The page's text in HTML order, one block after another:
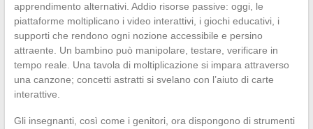
apprendimento alternativi. Addio risorse passive: oggi, le
piattaforme moltiplicano i video interattivi, i giochi educativi, i
supporti che rendono ogni nozione accessibile e persino
attraente. Un bambino può manipolare, testare, verificare in
tempo reale. Una tavola di moltiplicazione si impara attraverso
una canzone; concetti astratti si svelano con l’aiuto di carte
interattive.
Gli insegnanti, così come i genitori, ora dispongono di strumenti